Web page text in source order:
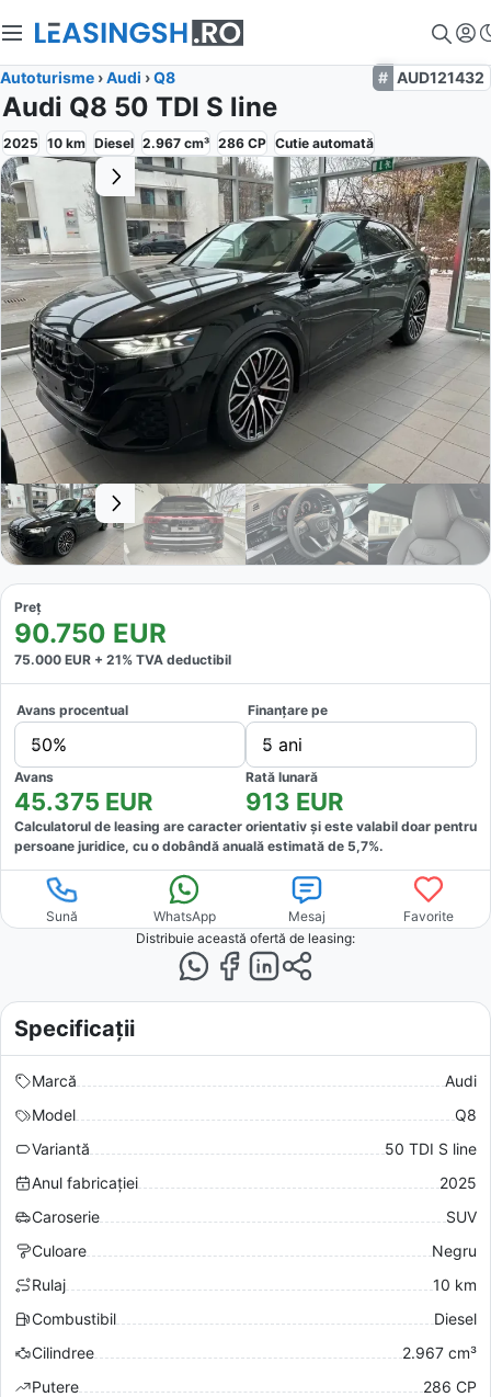
Autoturisme ›Audi ›Q8 AUD121432
Audi Q8 50 TDI S line
2025 10 km Diesel 2.967 cm³ 286 CP Cutie automată
Preț
90.750 EUR
75.000 EUR + 21% TVA deductibil
Avans procentual
50%
Finanțare pe
5 ani
Avans
45.375 EUR
Rată lunară
913 EUR
Calculatorul de leasing are caracter orientativ și este valabil doar pentru
persoane juridice, cu o dobândă anuală estimată de 5,7%.
Sună WhatsApp Mesaj
Favorite
Distribuie această ofertă de leasing:
Specificații
Marcă
Audi
Model
Q8
Variantă
50 TDI S line
Anul fabricației
2025
Caroserie
SUV
Culoare
Negru
Rulaj
10 km
Combustibil
Diesel
Cilindree
2.967 cm³
Putere
286 CP